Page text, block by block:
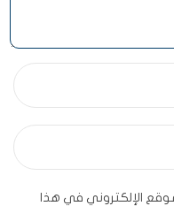
الإلكتروني في هذا